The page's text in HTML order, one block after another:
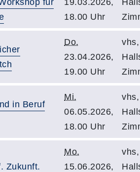
18.00 Uhr
Do.
23.04.2026,
19.00 Uhr
in Beruf
Mi.
06.05.2026,
18.00 Uhr
Zukunft.
Mo.
15.06.2026,